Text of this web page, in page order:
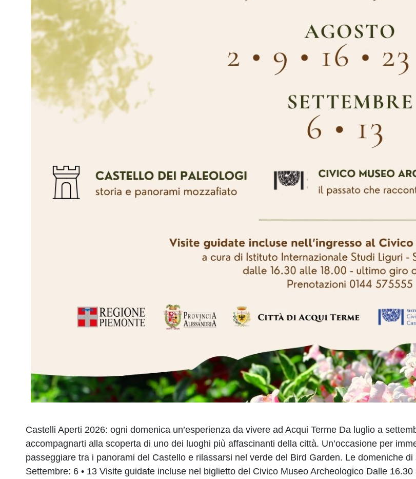
Castelli Aperti 2026: ogni domenica un’esperienza da vivere ad Acqui Terme Da luglio a
accompagnarti alla scoperta di uno dei luoghi più affascinanti della città. Un’occasione per
passeggiare tra i panorami del Castello e rilassarsi nel verde del Bird Garden. Le domeniche di
Settembre: 6 • 13 Visite guidate incluse nel biglietto del Civico Museo Archeologico Dalle